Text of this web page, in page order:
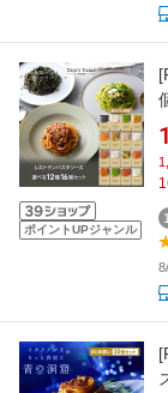
ポイントUPジャンル